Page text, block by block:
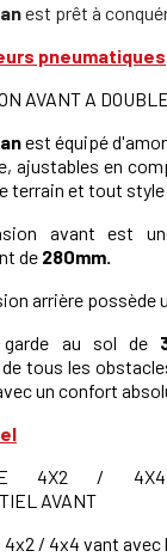
est prêt à
pneumatiques
AVANT A
est équipé
ajustables en
terrain et tout style
avant est
de 280mm.
arrière possède
au sol de
tous les
un confort
4X2 / 4X4
AVANT
/ 4x4 vant avec